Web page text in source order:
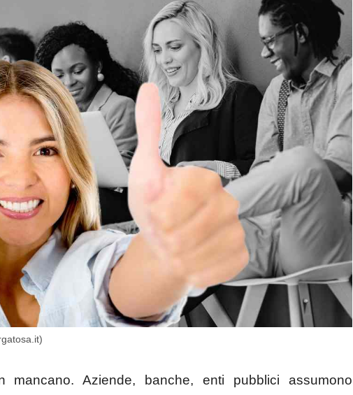
Aziende, banche, enti pubblici assumono